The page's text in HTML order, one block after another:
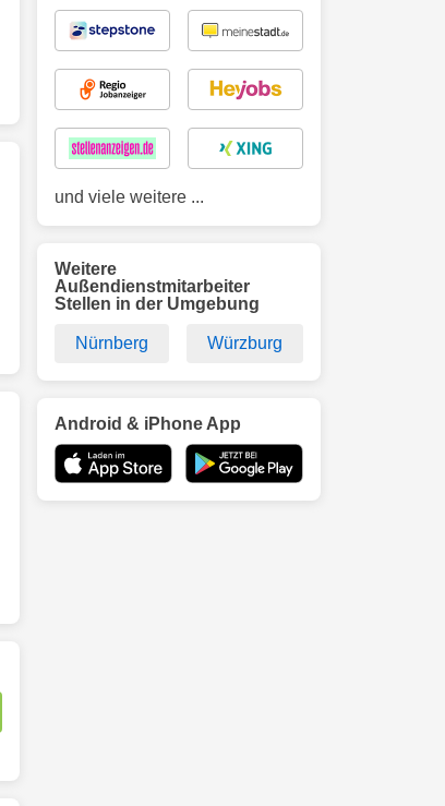
und viele weitere ...
Weitere
Außendienstmitarbeiter
Stellen in der Umgebung
Nürnberg Würzburg
Android & iPhone App